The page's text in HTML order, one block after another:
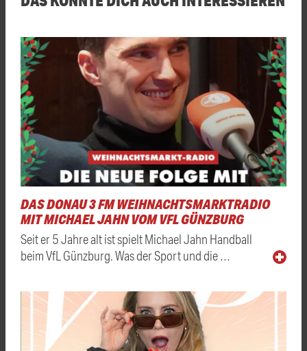
DAS DONAU 3 FM WEIHNACHTSMARKTRADIO
MIT MICHAEL JAHN VOM VFL GÜNZBURG
Seit er 5 Jahre alt ist spielt Michael Jahn Handball
beim VfL Günzburg. Was der Sport und die …